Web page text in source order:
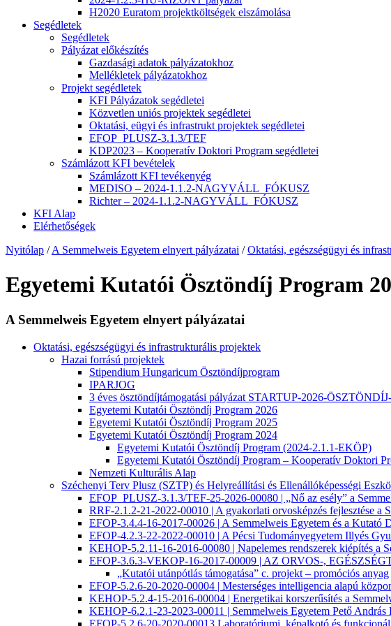
H2020 Euratom projektköltségek elszámolása
Segédletek
Segédletek
Pályázat előkészítés
Gazdasági adatok pályázatokhoz
Mellékletek pályázatokhoz
Projekt segédletek
KFI Pályázatok segédletei
Közvetlen uniós projektek segédletei
Oktatási, eügyi és infrastrukt projektek segédletei
EFOP_PLUSZ-3.1.3/TEF
KDP2023 – Kooperatív Doktori Program segédletei
Számlázott KFI bevételek
Számlázott KFI tevékenyég
MEDISO – 2024-1.1.2-NAGYVÁLL_FÓKUSZ
Richter – 2024-1.1.2-NAGYVÁLL_FÓKUSZ
KFI Alap
Elérhetőségek
Nyitólap / A Semmelweis Egyetem elnyert pályázatai / Oktatási, egészségügyi és
Egyetemi Kutatói Ösztöndíj Program
A Semmelweis Egyetem elnyert pályázatai
Oktatási, egészségügyi és infrastrukturális projektek
Hazai forrású projektek
Stipendium Hungaricum Ösztöndíjprogram
IPARJOG
3 éves ösztöndíjtámogatási pályázat STARTUP-2026-
Egyetemi Kutatói Ösztöndíj Program 2026
Egyetemi Kutatói Ösztöndíj Program 2025
Egyetemi Kutatói Ösztöndíj Program 2024
Egyetemi Kutatói Ösztöndíj Program (2024-2.1.1-EKÖP)
Egyetemi Kutatói Ösztöndíj Program – Kooperatív Doktori
Nemzeti Kulturális Alap
Széchenyi Terv Plusz (SZTP) és Helyreállítási és Ellenállóképességi
EFOP_PLUSZ-3.1.3/TEF-25-2026-00080 | „Nő az esély” a
RRF-2.1.2-21-2022-00010 | A gyakorlati orvosképzés fejlesztése a
EFOP-3.4.4-16-2017-00026 | A Semmelweis Egyetem és a Kutató
EFOP-4.2.3-22-2022-00010 | A Pécsi Tudományegyetem Illyés
KEHOP-5.2.11-16-2016-00080 | Napelemes rendszerek kiépítés a
EFOP-3.6.3-VEKOP-16-2017-00009 | AZ ORVOS-,
„Kutatói utánpótlás támogatása” c. projekt – promóciós anyag
EFOP-5.2.6-20-2020-00004 | Mesterséges intelligencia alapú
KEHOP-5.2.4-15-2016-00004 | Energetikai korszerűsítés a
KEHOP-6.2.1-23-2023-00011 | Semmelweis Egyetem Pető András
EFOP-5.2.6-20-2020-00013 Laboratóriumi, képalkotó és